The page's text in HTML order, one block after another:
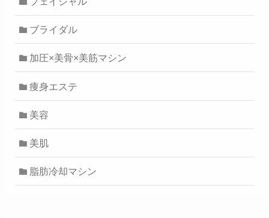
ブライダル
加圧×美骨×美筋マシン
痩身エステ
美容
美肌
脂肪冷却マシン